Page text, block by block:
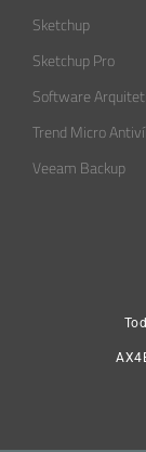
Sketchup
Sketchup Pro
Software
Trend Micro
Veeam Backup